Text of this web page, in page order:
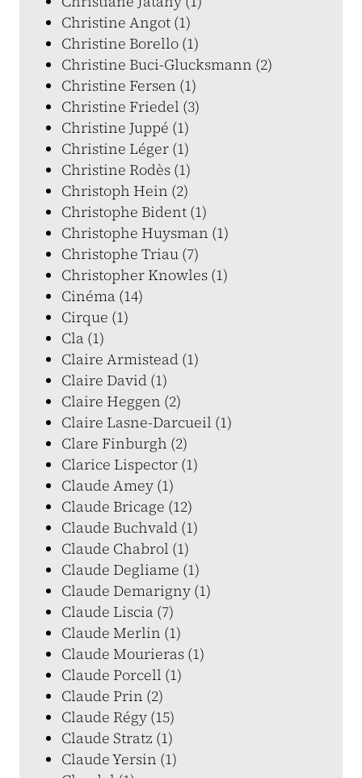
Christine Angot (1)
Christine Borello (1)
Christine Buci-Glucksmann (2)
Christine Fersen (1)
Christine Friedel (3)
Christine Juppé (1)
Christine Léger (1)
Christine Rodès (1)
Christoph Hein (2)
Christophe Bident (1)
Christophe Huysman (1)
Christophe Triau (7)
Christopher Knowles (1)
Cinéma (14)
Cirque (1)
Cla (1)
Claire Armistead (1)
Claire David (1)
Claire Heggen (2)
Claire Lasne-Darcueil (1)
Clare Finburgh (2)
Clarice Lispector (1)
Claude Amey (1)
Claude Bricage (12)
Claude Buchvald (1)
Claude Chabrol (1)
Claude Degliame (1)
Claude Demarigny (1)
Claude Liscia (7)
Claude Merlin (1)
Claude Mourieras (1)
Claude Porcell (1)
Claude Prin (2)
Claude Régy (15)
Claude Stratz (1)
Claude Yersin (1)